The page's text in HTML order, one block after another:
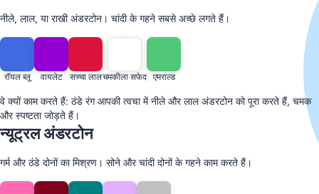
नीले, लाल, या राखी अंडरटोन। चांदी के गहने सबसे अच्छे लगते हैं।
रॉयल ब्लू वायलेट सच्चा लालचमकीला सफेद एमराल्ड
वे क्यों काम करते हैं: ठंडे रंग आपकी त्वचा में नीले और लाल अंडरटोन को पूरा करते हैं, चमक
और स्पष्टता जोड़ते हैं।
न्यूट्रल अंडरटोन
गर्म और ठंडे दोनों का मिश्रण। सोने और चांदी दोनों के गहने काम करते हैं।